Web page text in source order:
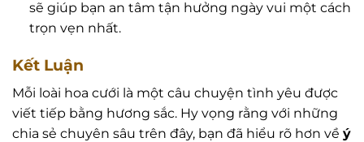
sẽ giúp bạn an tâm tận hưởng ngày vui một cách
trọn vẹn nhất.
Kết Luận
Mỗi loài hoa cưới là một câu chuyện tình yêu được
viết tiếp bằng hương sắc. Hy vọng rằng với những
chia sẻ chuyên sâu trên đây, bạn đã hiểu rõ hơn về ý